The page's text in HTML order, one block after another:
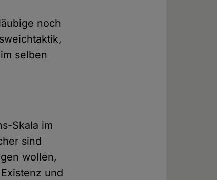
noch
selben
Skala im
sind
wollen,
und